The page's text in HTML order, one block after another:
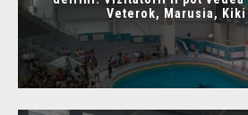
Veterok, Marusia, Kiki